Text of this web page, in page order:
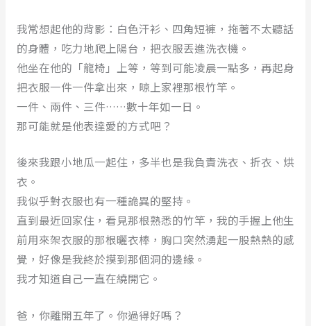
我常想起他的背影：白色汗衫、四角短褲，拖著不太聽話
的身體，吃力地爬上陽台，把衣服丟進洗衣機。
他坐在他的「龍椅」上等，等到可能凌晨一點多，再起身
把衣服一件一件拿出來，晾上家裡那根竹竿。
一件、兩件、三件……數十年如一日。
那可能就是他表達愛的方式吧？
後來我跟小地瓜一起住，多半也是我負責洗衣、折衣、烘
衣。
我似乎對衣服也有一種詭異的堅持。
直到最近回家住，看見那根熟悉的竹竿，我的手握上他生
前用來架衣服的那根曬衣棒，胸口突然湧起一股熱熱的感
覺，好像是我終於摸到那個洞的邊緣。
我才知道自己一直在繞開它。
爸，你離開五年了。你過得好嗎？